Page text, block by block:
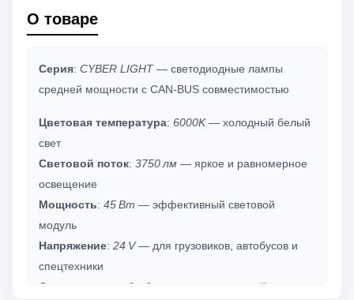
О товаре
Серия: CYBER LIGHT— светодиодные лампы
средней мощности с CAN-BUS совместимостью
Цветовая температура: 6000K— холодный белый
свет
Световой поток: 3750 лм — яркое и равномерное
освещение
Мощность: 45 Вт — эффективный световой
модуль
Напряжение: 24 V— для грузовиков, автобусов и
спецтехники
Охлаждение
гибридное
— металлический